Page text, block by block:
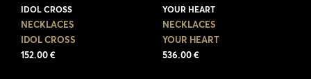
IDOL CROSS
NECKLACES
IDOL CROSS
152.00 €
YOUR HEART
NECKLACES
YOUR HEART
536.00 €